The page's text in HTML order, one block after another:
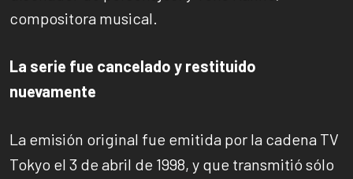
compositora musical.
La serie fue cancelado y restituido
nuevamente
La emisión original fue emitida por la cadena TV
Tokyo el 3 de abril de 1998, y que transmitió sólo